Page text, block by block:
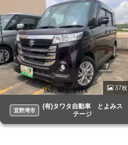
37枚
宜野湾市
(有)タワタ自動車 とよみス
テージ